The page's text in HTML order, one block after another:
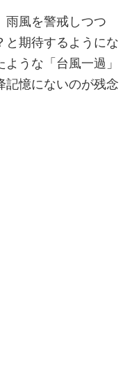
雨風を警戒しつつ
と期待するようにな
うな「台風一過」
記憶にないのが残念